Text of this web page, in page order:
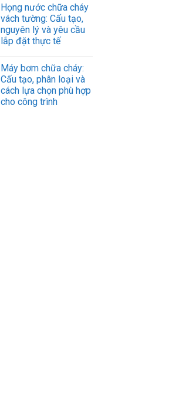
Họng nước chữa cháy
vách tường: Cấu tạo,
nguyên lý và yêu cầu
lắp đặt thực tế
Máy bơm chữa cháy:
Cấu tạo, phân loại và
cách lựa chọn phù hợp
cho công trình